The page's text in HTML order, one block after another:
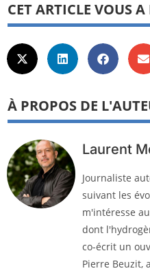
CET ARTICLE VOUS
À PROPOS DE
Laurent
Journaliste
suivant les
m'intéresse
dont
co-écrit un
Pierre Beuzit,